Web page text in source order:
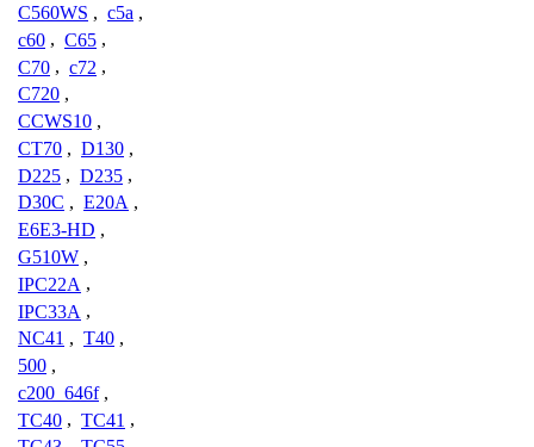
C560WS , c5a ,
c60 , C65 ,
C70 , c72 ,
C720 ,
CCWS10 ,
CT70 , D130 ,
D225 , D235 ,
D30C , E20A ,
E6E3-HD ,
G510W ,
IPC22A ,
IPC33A ,
NC41 , T40 ,
500 ,
c200_646f ,
TC40 , TC41 ,